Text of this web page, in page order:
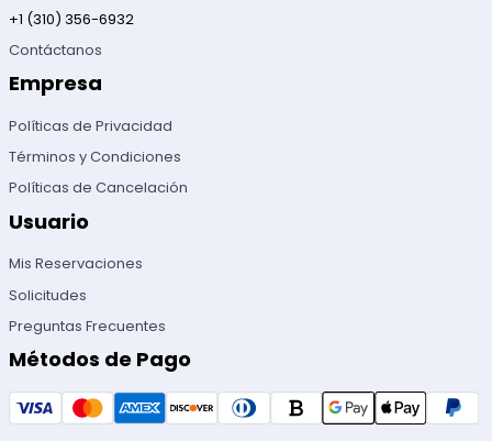
+1 (310) 356-6932
Contáctanos
Empresa
Políticas de Privacidad
Términos y Condiciones
Políticas de Cancelación
Usuario
Mis Reservaciones
Solicitudes
Preguntas Frecuentes
Métodos de Pago